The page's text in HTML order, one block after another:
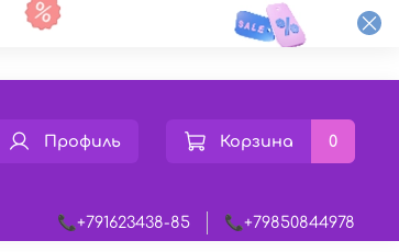
Профиль Корзина 0
📞+791623438-85 📞+79850844978